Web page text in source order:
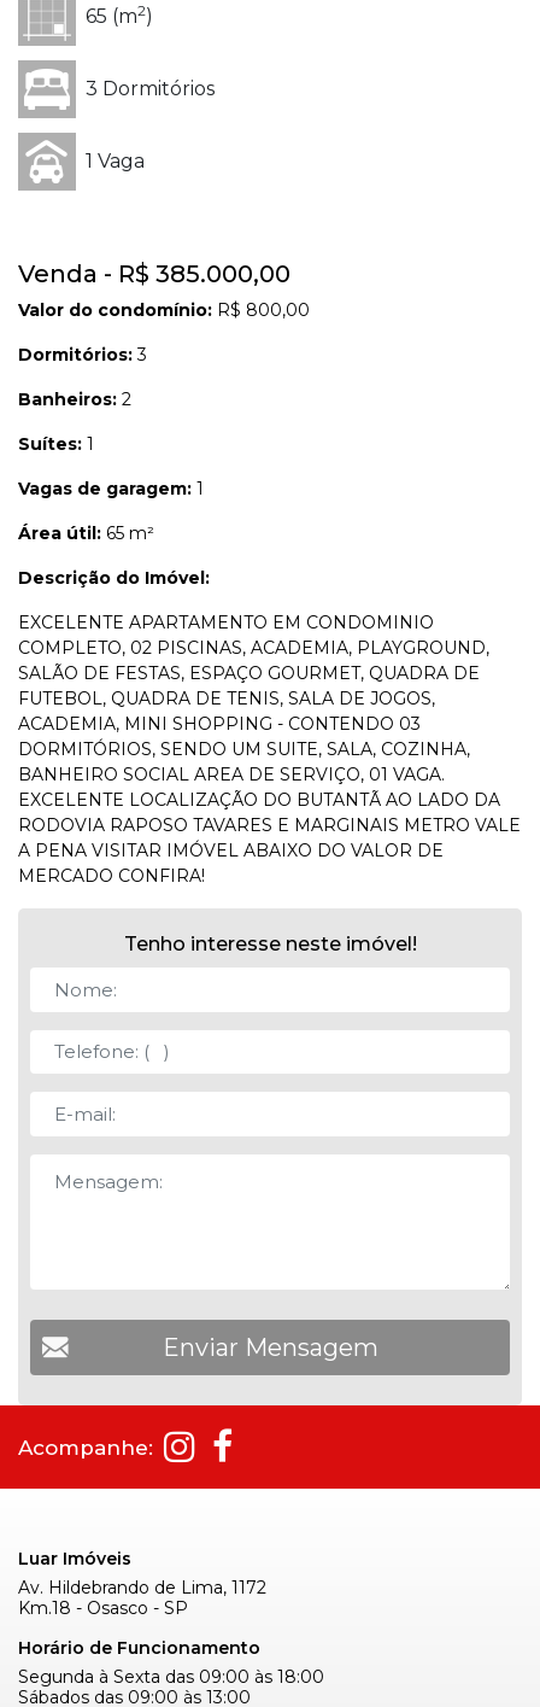
65 (m2)
3 Dormitórios
1 Vaga
Venda - R$ 385.000,00
Valor do condomínio: R$ 800,00
Dormitórios:3
Banheiros: 2
Suítes: 1
Vagas de garagem: 1
Área útil: 65 m²
Descrição do Imóvel:
EXCELENTE APARTAMENTO EM CONDOMINIO
COMPLETO, 02 PISCINAS, ACADEMIA, PLAYGROUND,
SALÃO DE FESTAS, ESPAÇO GOURMET, QUADRA DE
FUTEBOL, QUADRA DE TENIS, SALA DE JOGOS,
ACADEMIA, MINI SHOPPING - CONTENDO 03
DORMITÓRIOS, SENDO UM SUITE, SALA, COZINHA,
BANHEIRO SOCIAL AREA DE SERVIÇO, 01 VAGA.
EXCELENTE LOCALIZAÇÃO DO BUTANTÃ AO LADO DA
RODOVIA RAPOSO TAVARES E MARGINAIS METRO VALE
A PENA VISITAR IMÓVEL ABAIXO DO VALOR DE
MERCADO CONFIRA!
Tenho interesse neste imóvel!
Acompanhe:
Luar Imóveis
Av. Hildebrando de Lima, 1172
Km.18 - Osasco - SP
Horário de Funcionamento
Segunda à Sexta das 09:00 às 18:00
Sábados das 09:00 às 13:00